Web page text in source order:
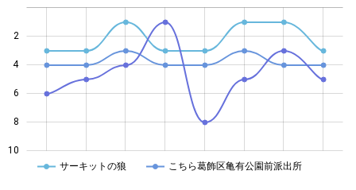
2
4
6
8
10
サーキットの狼 こちら葛飾区亀有公園前派出所